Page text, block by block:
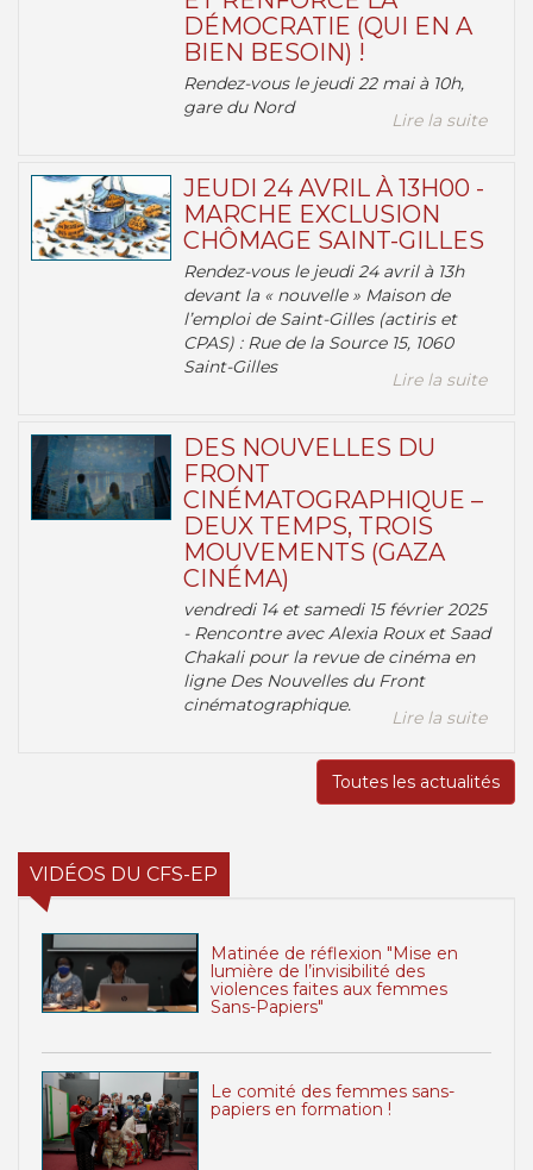
DÉMOCRATIE (QUI EN A
BIEN BESOIN) !
Rendez-vous le jeudi 22 mai à 10h,
gare du Nord
Lire la suite
JEUDI 24 AVRIL À 13H00 -
MARCHE EXCLUSION
CHÔMAGE SAINT-GILLES
Rendez-vous le jeudi 24 avril à 13h
devant la « nouvelle » Maison de
l’emploi de Saint-Gilles (actiris et
CPAS) : Rue de la Source 15, 1060
Saint-Gilles
Lire la suite
DES NOUVELLES DU
FRONT
CINÉMATOGRAPHIQUE –
DEUX TEMPS, TROIS
MOUVEMENTS (GAZA
CINÉMA)
vendredi 14 et samedi 15 février 2025
- Rencontre avec Alexia Roux et Saad
Chakali pour la revue de cinéma en
ligne Des Nouvelles du Front
cinématographique.
Lire la suite
Toutes les actualités
VIDÉOS DU CFS-EP
Matinée de réflexion "Mise en
lumière de l’invisibilité des
violences faites aux femmes
Sans-Papiers"
Le comité des femmes sans-
papiers en formation !